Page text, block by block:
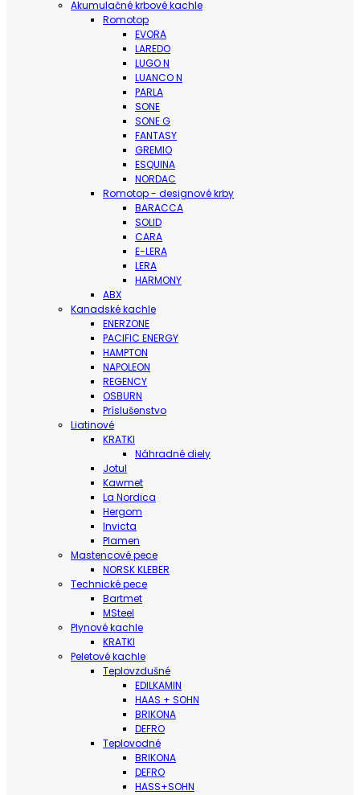
Akumulačné krbové kachle
Romotop
EVORA
LAREDO
LUGO N
LUANCO N
PARLA
SONE
SONE G
FANTASY
GREMIO
ESQUINA
NORDAC
Romotop - designové krby
BARACCA
SOLID
CARA
E-LERA
LERA
HARMONY
ABX
Kanadské kachle
ENERZONE
PACIFIC ENERGY
HAMPTON
NAPOLEON
REGENCY
OSBURN
Príslušenstvo
Liatinové
KRATKI
Náhradné diely
Jotul
Kawmet
La Nordica
Hergom
Invicta
Plamen
Mastencové pece
NORSK KLEBER
Technické pece
Bartmet
MSteel
Plynové kachle
KRATKI
Peletové kachle
Teplovzdušné
EDILKAMIN
HAAS + SOHN
BRIKONA
DEFRO
Teplovodné
BRIKONA
DEFRO
HASS+SOHN